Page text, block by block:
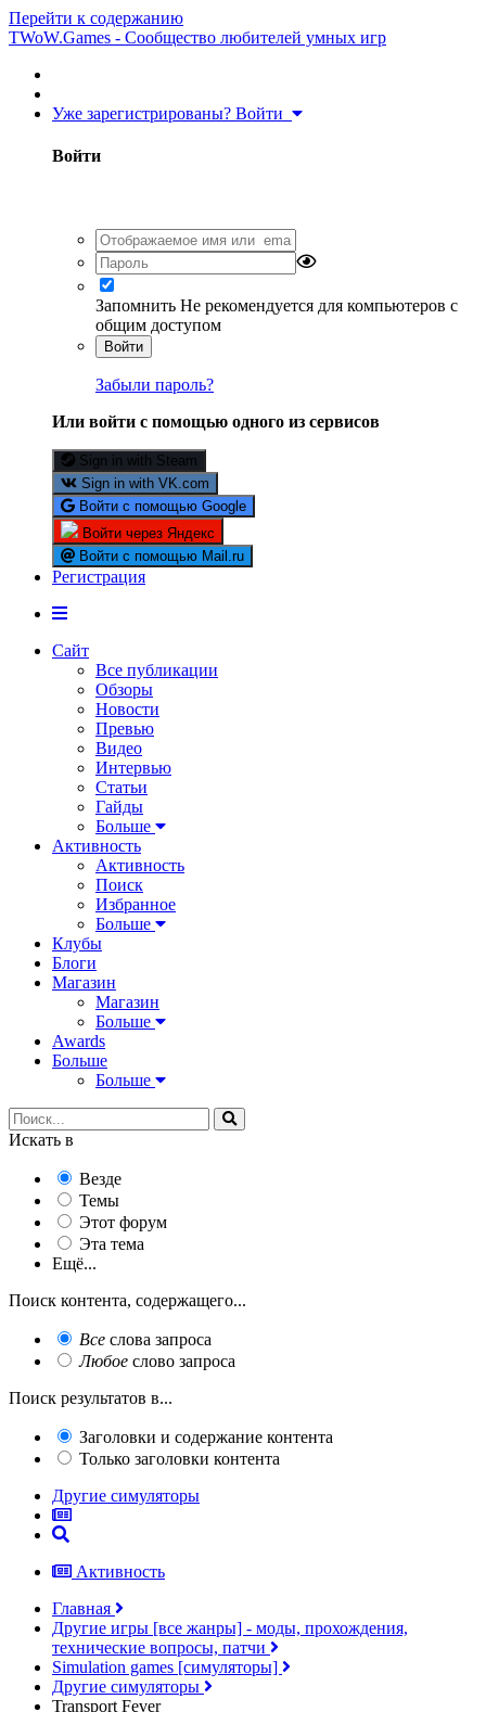
Перейти к содержанию
TWoW.Games - Сообщество любителей умных игр
Уже зарегистрированы? Войти
Войти
Запомнить Не рекомендуется для компьютеров с
общим доступом
Войти
Забыли пароль?
Или войти с помощью одного из сервисов
Sign in with Steam
Sign in with VK.com
Войти с помощью Google
Войти через Яндекс
Войти с помощью Mail.ru
Регистрация
Сайт
Все публикации
Обзоры
Новости
Превью
Видео
Интервью
Статьи
Гайды
Больше
Активность
Активность
Поиск
Избранное
Больше
Клубы
Блоги
Магазин
Магазин
Больше
Awards
Больше
Больше
Искать в
Везде
Темы
Этот форум
Эта тема
Ещё...
Поиск контента, содержащего...
Все слова запроса
Любое слово запроса
Поиск результатов в...
Заголовки и содержание контента
Только заголовки контента
Другие симуляторы
Активность
Главная
Другие игры [все жанры] - моды, прохождения,
технические вопросы, патчи
Simulation games [симуляторы]
Другие симуляторы
Transport Fever